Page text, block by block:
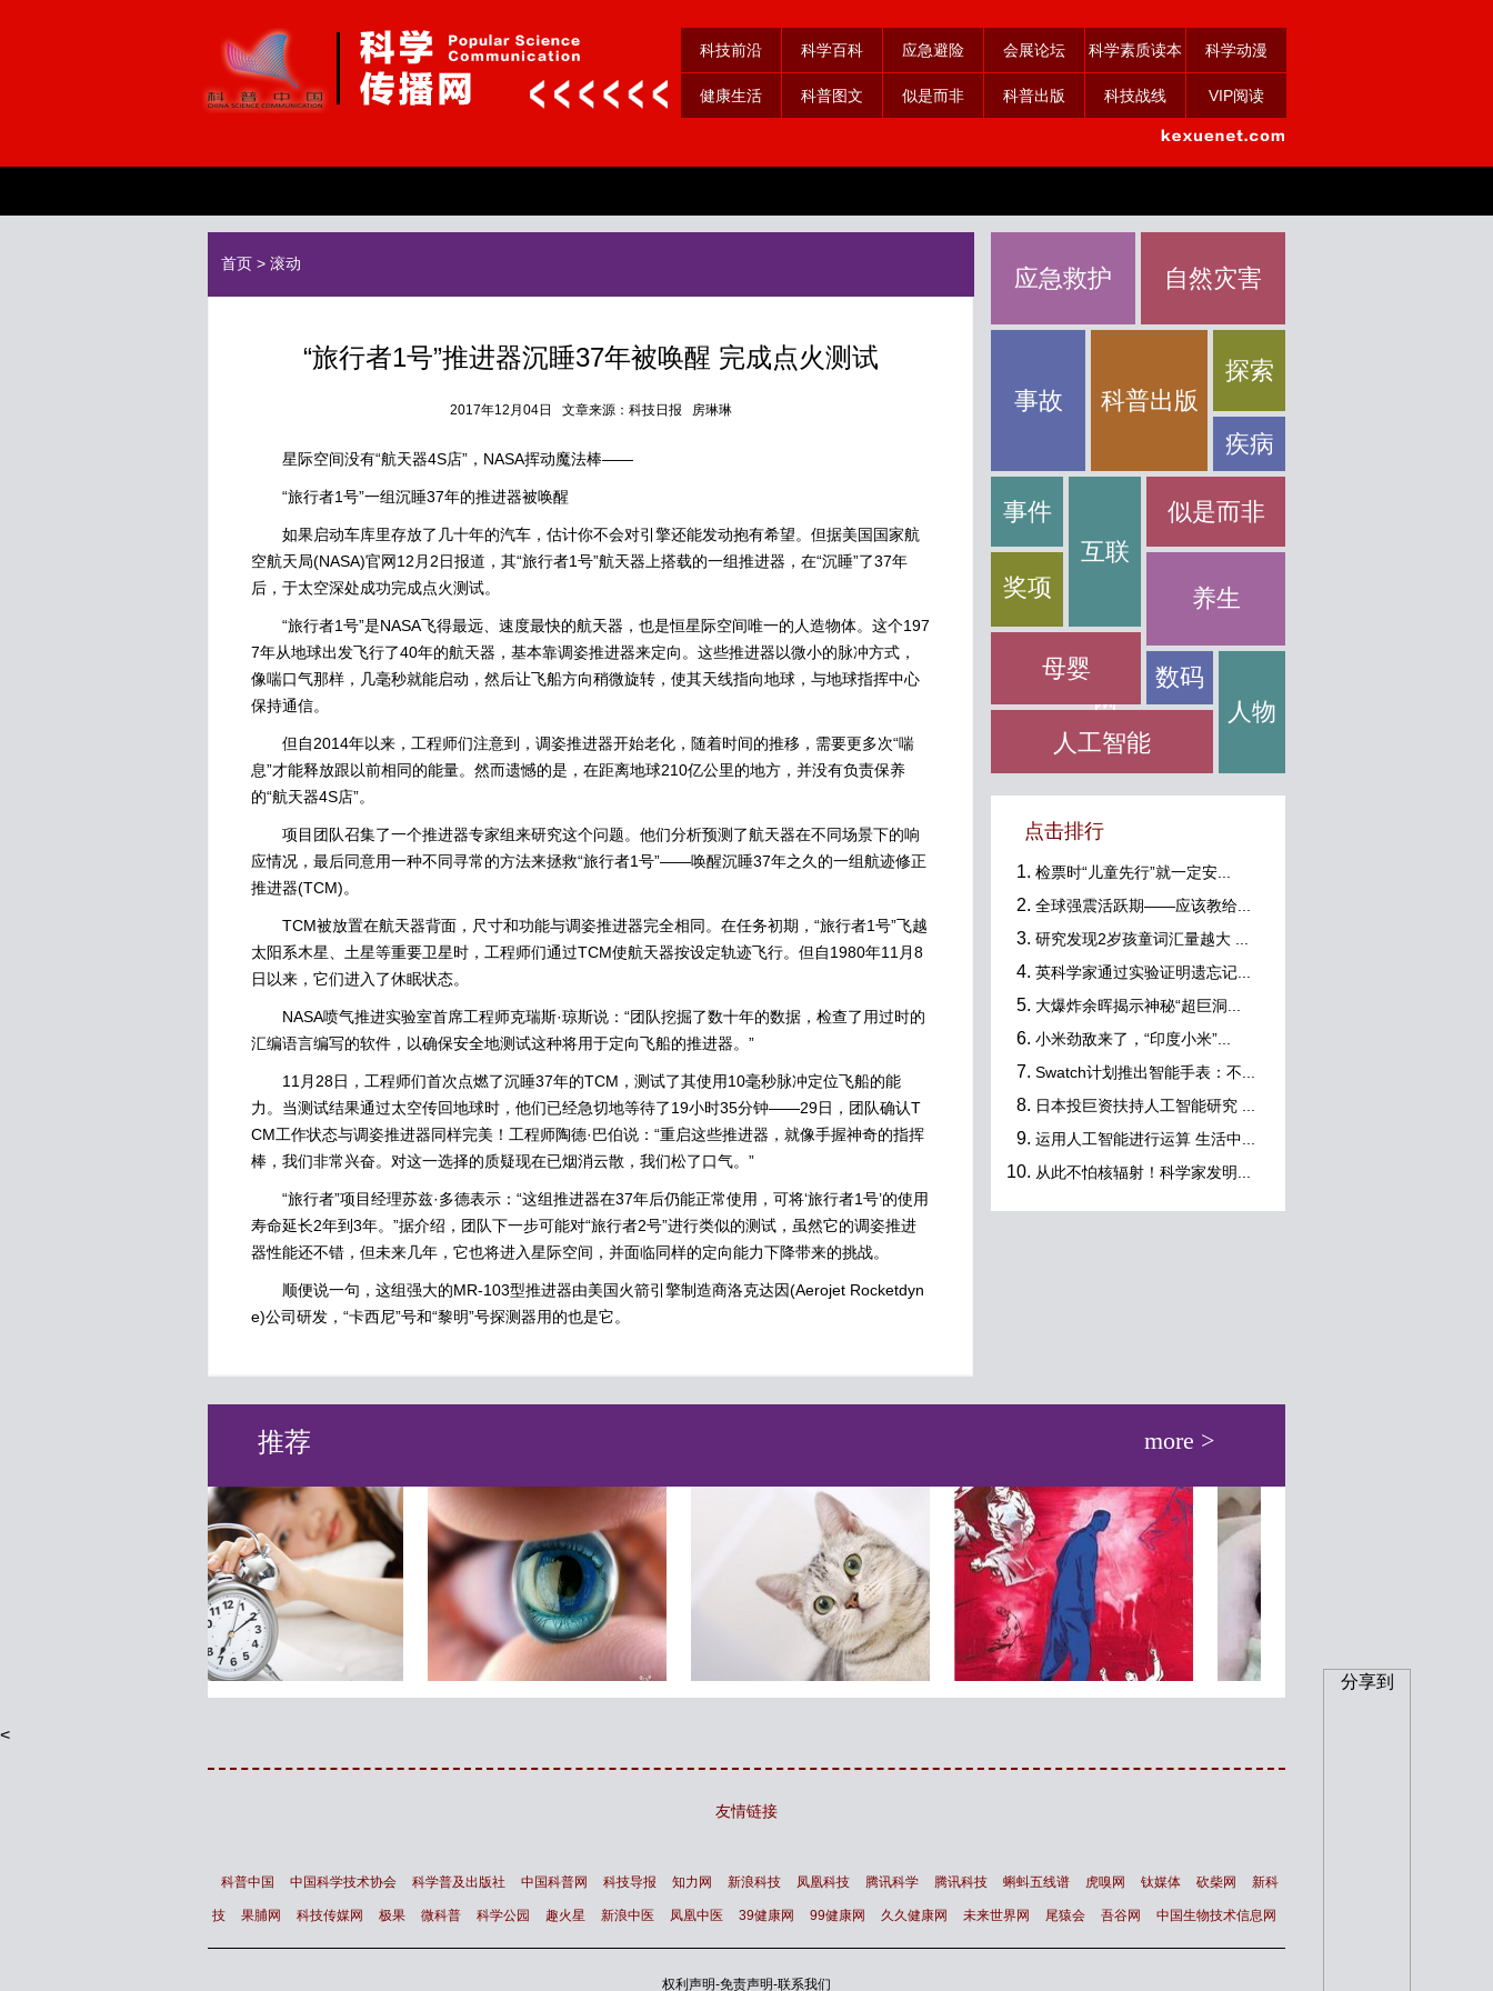
科技前沿 科学百科 应急避险 会展论坛 科学素质读本 科学动漫
健康生活 科普图文 似是而非 科普出版 科技战线 VIP阅读
首页 > 滚动
“旅行者1号”推进器沉睡37年被唤醒 完成点火测试
2017年12月04日 文章来源：科技日报 房琳琳
星际空间没有“航天器4S店”，NASA挥动魔法棒——
“旅行者1号”一组沉睡37年的推进器被唤醒
如果启动车库里存放了几十年的汽车，估计你不会对引擎还能发动抱有希望。但据美国国家航
空航天局(NASA)官网12月2日报道，其“旅行者1号”航天器上搭载的一组推进器，在“沉睡”了37年
后，于太空深处成功完成点火测试。
“旅行者1号”是NASA飞得最远、速度最快的航天器，也是恒星际空间唯一的人造物体。这个197
7年从地球出发飞行了40年的航天器，基本靠调姿推进器来定向。这些推进器以微小的脉冲方式，
像喘口气那样，几毫秒就能启动，然后让飞船方向稍微旋转，使其天线指向地球，与地球指挥中心
保持通信。
但自2014年以来，工程师们注意到，调姿推进器开始老化，随着时间的推移，需要更多次“喘
息”才能释放跟以前相同的能量。然而遗憾的是，在距离地球210亿公里的地方，并没有负责保养
的“航天器4S店”。
项目团队召集了一个推进器专家组来研究这个问题。他们分析预测了航天器在不同场景下的响
应情况，最后同意用一种不同寻常的方法来拯救“旅行者1号”——唤醒沉睡37年之久的一组航迹修正
推进器(TCM)。
TCM被放置在航天器背面，尺寸和功能与调姿推进器完全相同。在任务初期，“旅行者1号”飞越
太阳系木星、土星等重要卫星时，工程师们通过TCM使航天器按设定轨迹飞行。但自1980年11月8
日以来，它们进入了休眠状态。
NASA喷气推进实验室首席工程师克瑞斯·琼斯说：“团队挖掘了数十年的数据，检查了用过时的
汇编语言编写的软件，以确保安全地测试这种将用于定向飞船的推进器。”
11月28日，工程师们首次点燃了沉睡37年的TCM，测试了其使用10毫秒脉冲定位飞船的能
力。当测试结果通过太空传回地球时，他们已经急切地等待了19小时35分钟——29日，团队确认T
CM工作状态与调姿推进器同样完美！工程师陶德·巴伯说：“重启这些推进器，就像手握神奇的指挥
棒，我们非常兴奋。对这一选择的质疑现在已烟消云散，我们松了口气。”
“旅行者”项目经理苏兹·多德表示：“这组推进器在37年后仍能正常使用，可将‘旅行者1号’的使用
寿命延长2年到3年。”据介绍，团队下一步可能对“旅行者2号”进行类似的测试，虽然它的调姿推进
器性能还不错，但未来几年，它也将进入星际空间，并面临同样的定向能力下降带来的挑战。
顺便说一句，这组强大的MR-103型推进器由美国火箭引擎制造商洛克达因(Aerojet Rocketdyn
e)公司研发，“卡西尼”号和“黎明”号探测器用的也是它。
应急救护 自然灾害
事故 科普出版
探索
疾病
事件
奖项
互联
网
母婴
似是而非
养生
数码
人物
人工智能
点击排行
检票时“儿童先行”就一定安...
全球强震活跃期——应该教给...
研究发现2岁孩童词汇量越大 ...
英科学家通过实验证明遗忘记...
大爆炸余晖揭示神秘“超巨洞...
小米劲敌来了，“印度小米”...
Swatch计划推出智能手表：不...
日本投巨资扶持人工智能研究 ...
运用人工智能进行运算 生活中...
从此不怕核辐射！科学家发明...
分享到
推荐 more >
<
友情链接
科普中国 中国科学技术协会 科学普及出版社 中国科普网 科技导报 知力网 新浪科技 凤凰科技 腾讯科学 腾讯科技 蝌蚪五线谱 虎嗅网 钛媒体 砍柴网 新科
技 果脯网 科技传媒网 极果 微科普 科学公园 趣火星 新浪中医 凤凰中医 39健康网 99健康网 久久健康网 未来世界网 尾猿会 吾谷网 中国生物技术信息网
权利声明-免责声明-联系我们